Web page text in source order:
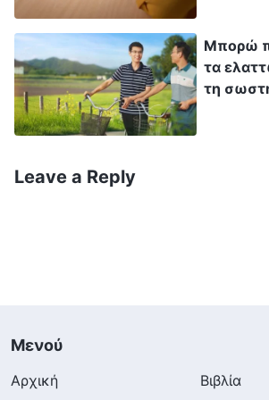
αποδεχθείς την επίβλεψη, την
και την προσπάθεια του οίκου
κατανοήσει. Είναι μια βοήθεια
να εκπληρώνεις το καθήκον
να κάνεις το καθήκον σου με
ικανοποιείς τις προθέσεις του
εκλεκτό λαό του Θεού; Παρόλο
Μπορώ
τα
τη
Leave a Reply
Μενού
Αρχική
Βιβλία